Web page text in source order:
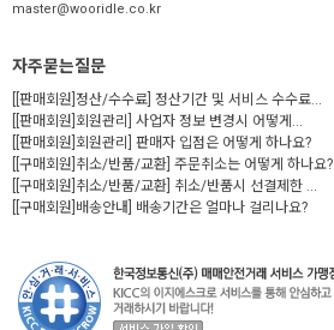
master@wooridle.co.kr
자주묻는질문
[[판매회원]정산/수수료] 정산기간 및 서비스 수수료...
[[판매회원]회원관리] 사업자 정보 변경시 어떻게...
[[판매회원]회원관리] 판매자 입점은 어떻게 하나요?
[[구매회원]취소/반품/교환] 주문취소는 어떻게 하나요?
[[구매회원]취소/반품/교환] 취소/반품시 선결제한 ...
[[구매회원]배송안내] 배송기간은 얼마나 걸리나요?